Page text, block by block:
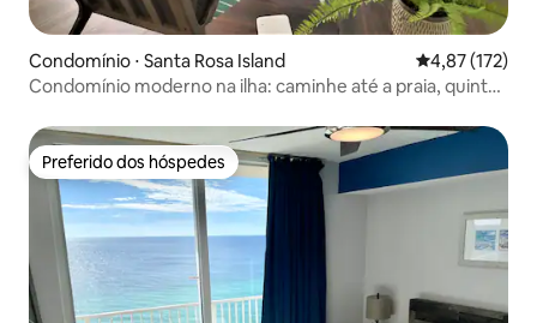
Condomínio ⋅ Santa Rosa Island 4,87 de uma
4,87 (172)
Condomínio moderno na ilha: caminhe até a praia, quintal
Preferido dos hóspedes
Preferido dos hóspedes